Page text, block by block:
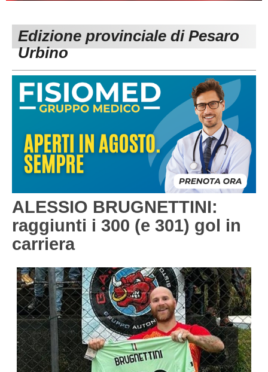
Carica la tua Rosa
1^ CATEGORIA
3^ CATEGORIA
GIOVANILI
Edizione provinciale di Pesaro
Urbino
ALESSIO BRUGNETTINI:
raggiunti i 300 (e 301) gol in
carriera